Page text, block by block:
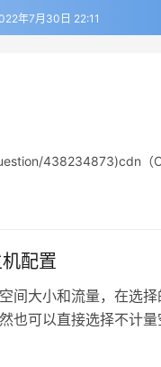
年7月30日 22:11
438234873)cdn（
配置
间大小和流量，在选
也可以直接选择不计